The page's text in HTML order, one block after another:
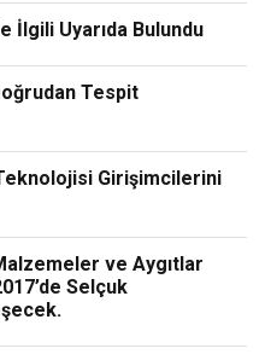
İlgili Uyarıda Bulundu
Tespit
Girişimcilerini
ve Aygıtlar
Selçuk